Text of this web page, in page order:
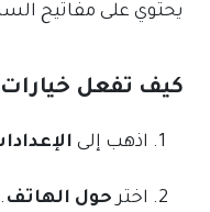
يحتوي على مفاتيح
كيف تفعل خيارات
اذهب إلى
اخترحول الهاتف .